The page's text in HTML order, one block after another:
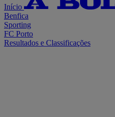
Início
Benfica
Sporting
FC Porto
Resultados e Classificações